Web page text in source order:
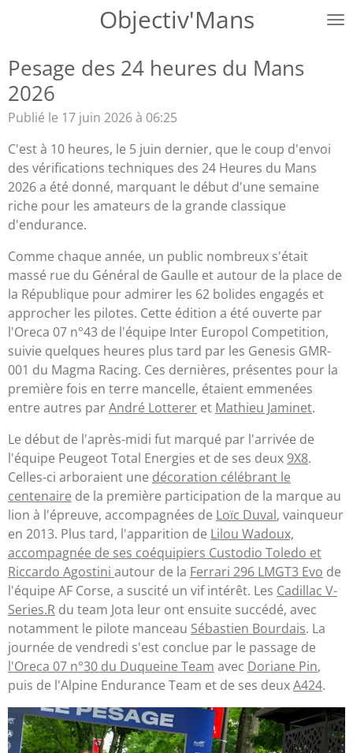
principal
Objectiv'Mans
Pesage des 24 heures du Mans
2026
Publié le 17 juin 2026 à 06:25
C'est à 10 heures, le 5 juin dernier, que le coup d'envoi
des vérifications techniques des 24 Heures du Mans
2026 a été donné, marquant le début d'une semaine
riche pour les amateurs de la grande classique
d'endurance.
Comme chaque année, un public nombreux s'était
massé rue du Général de Gaulle et autour de la place de
la République pour admirer les 62 bolides engagés et
approcher les pilotes. Cette édition a été ouverte par
l'Oreca 07 n°43 de l'équipe Inter Europol Competition,
suivie quelques heures plus tard par les Genesis GMR-
001 du Magma Racing. Ces dernières, présentes pour la
première fois en terre mancelle, étaient emmenées
entre autres parAndré Lotterer et Mathieu Jaminet.
Le début de l'après-midi fut marqué par l'arrivée de
l'équipe Peugeot Total Energies et de ses deux 9X8.
Celles-ci arboraient une décoration célébrant le
centenaire de la première participation de la marque au
lion à l'épreuve, accompagnées de Loïc Duval, vainqueur
en 2013. Plus tard, l'apparition de Lilou Wadoux,
accompagnée de ses coéquipiers Custodio Toledo et
Riccardo Agostini autour de la Ferrari 296 LMGT3 Evo de
l'équipe AF Corse, a suscité un vif intérêt. Les Cadillac V-
Series.R du team Jota leur ont ensuite succédé, avec
notamment le pilote manceau Sébastien Bourdais. La
journée de vendredi s'est conclue par le passage de
l'Oreca 07 n°30 du Duqueine Team avec Doriane Pin,
puis de l'Alpine Endurance Team et de ses deuxA424.